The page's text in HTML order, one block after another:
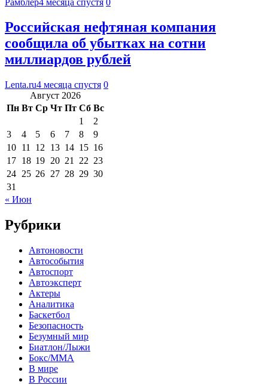
Российская нефтяная компания
сообщила об убытках на сотни
миллиардов рублей
Lenta.ru4 месяца спустя 0
Август 2026
Пн Вт Ср Чт Пт Сб Вс
1
2
3
4 5 6 7 8
9
10 11 12 13 14 15 16
17 18 19 20 21 22 23
24 25 26 27 28 29 30
31
« Июн
Рубрики
Автоновости
Автособытия
Автоспорт
Автоэксперт
Актеры
Аналитика
Баскетбол
Безопасность
Безумный мир
Биатлон/Лыжи
Бокс/MMA
В мире
В России